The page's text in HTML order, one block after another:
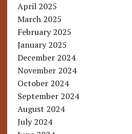
April 2025
March 2025
February 2025
January 2025
December 2024
November 2024
October 2024
September 2024
August 2024
July 2024